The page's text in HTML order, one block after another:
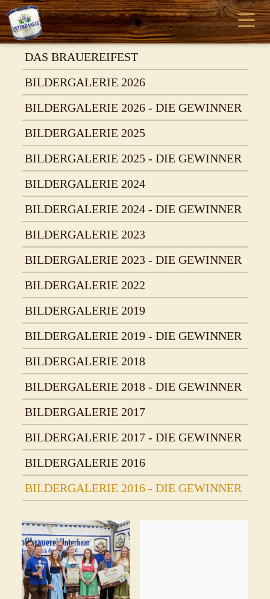
DAS BRAUEREIFEST
BILDERGALERIE 2026
BILDERGALERIE 2026 - DIE GEWINNER
BILDERGALERIE 2025
BILDERGALERIE 2025 - DIE GEWINNER
BILDERGALERIE 2024
BILDERGALERIE 2024 - DIE GEWINNER
BILDERGALERIE 2023
BILDERGALERIE 2023 - DIE GEWINNER
BILDERGALERIE 2022
BILDERGALERIE 2019
BILDERGALERIE 2019 - DIE GEWINNER
BILDERGALERIE 2018
BILDERGALERIE 2018 - DIE GEWINNER
BILDERGALERIE 2017
BILDERGALERIE 2017 - DIE GEWINNER
BILDERGALERIE 2016
BILDERGALERIE 2016 - DIE GEWINNER